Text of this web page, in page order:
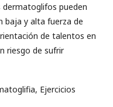
dermatoglifos pueden
baja y alta fuerza de
de talentos en
riesgo de sufrir
Ejercicios